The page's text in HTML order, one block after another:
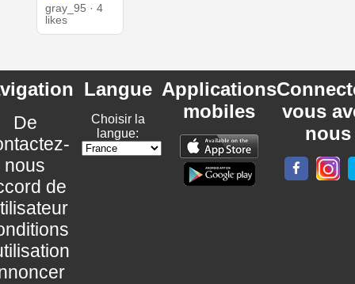
gray_95 · 4
likes
De
nous
de
Langue
Choisir la
langue:
Applications
mobiles
vous
nous